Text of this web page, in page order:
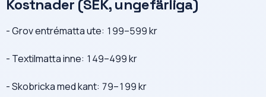
Kostnader (SEK, ungefärliga)
- Grov entrématta ute: 199–599 kr
- Textilmatta inne: 149–499 kr
- Skobricka med kant: 79–199 kr